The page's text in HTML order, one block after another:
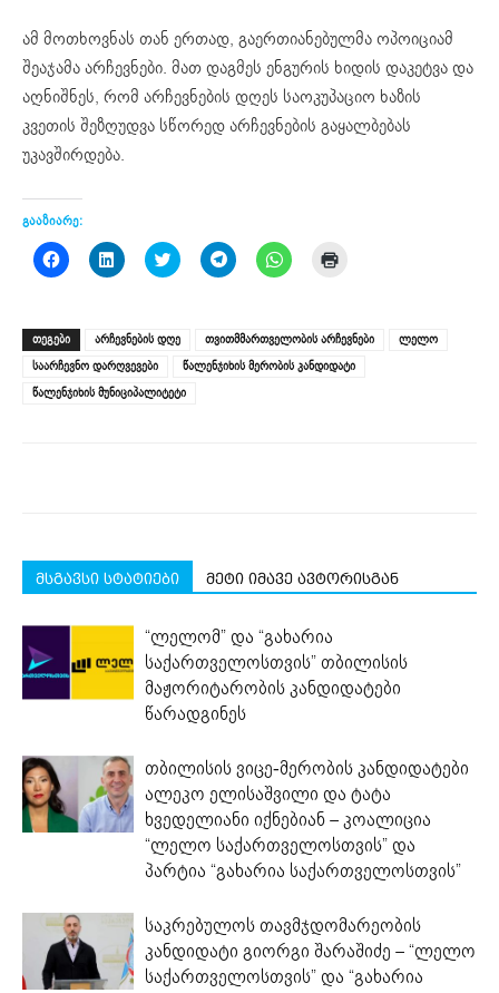
ამ მოთხოვნას თან ერთად, გაერთიანებულმა ოპოიციამ
შეაჯამა არჩევნები. მათ დაგმეს ენგურის ხიდის დაკეტვა და
აღნიშნეს, რომ არჩევნების დღეს საოკუპაციო ხაზის
კვეთის შეზღუდვა სწორედ არჩევნების გაყალბებას
უკავშირდება.
გააზიარე:
Click
to
(Opens
in
new
window)
Click
to
(Opens
in
new
window)
Click
to
in
new
window)
Click
to
(Opens
in
new
window)
Click
to
(Opens
in
new
window)
new
window)
ᲗᲔᲒᲔᲑᲘ არჩევნების დღე თვითმმართველობის არჩევნები
ლელო
საარჩევნო დარღვევები
წალენჯიხის მერობის კანდიდატი
წალენჯიხის მუნიციპალიტეტი
მსგავსი სტატიები მეტი იმავე ავტორისგან
“ლელომ” და “გახარია
საქართველოსთვის” თბილისის
მაჟორიტარობის კანდიდატები
წარადგინეს
თბილისის ვიცე-მერობის კანდიდატები
ალეკო ელისაშვილი და ტატა
ხვედელიანი იქნებიან – კოალიცია
“ლელო საქართველოსთვის” და
პარტია “გახარია საქართველოსთვის”
საკრებულოს თავმჯდომარეობის
კანდიდატი გიორგი შარაშიძე – “ლელო
საქართველოსთვის” და “გახარია